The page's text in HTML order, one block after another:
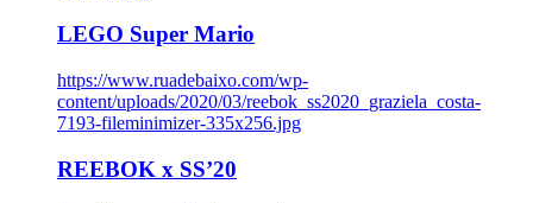
LEGO Super Mario
https://www.ruadebaixo.com/wp-
content/uploads/2020/03/reebok_ss2020_graziela_costa-
7193-fileminimizer-335x256.jpg
REEBOK x SS’20